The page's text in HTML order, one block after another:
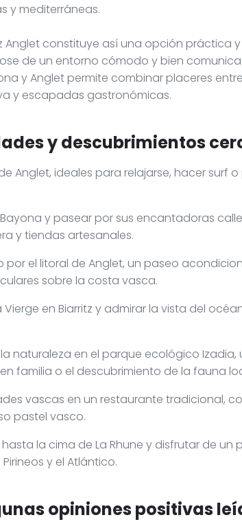
y mediterráneas.
Anglet constituye así una opción práctica
de un entorno cómodo y bien
y Anglet permite combinar placeres
y escapadas gastronómicas.
y descubrimientos
Anglet, ideales para relajarse, hacer surf
y pasear por sus encantadoras
y tiendas artesanales.
por el litoral de Anglet, un paseo
sobre la costa vasca.
Vierge en Biarritz y admirar la vista del
naturaleza en el parque ecológico
familia o el descubrimiento de la fauna
vascas en un restaurante tradicional,
pastel vasco.
la cima de La Rhune y disfrutar de un
y el Atlántico.
opiniones positivas